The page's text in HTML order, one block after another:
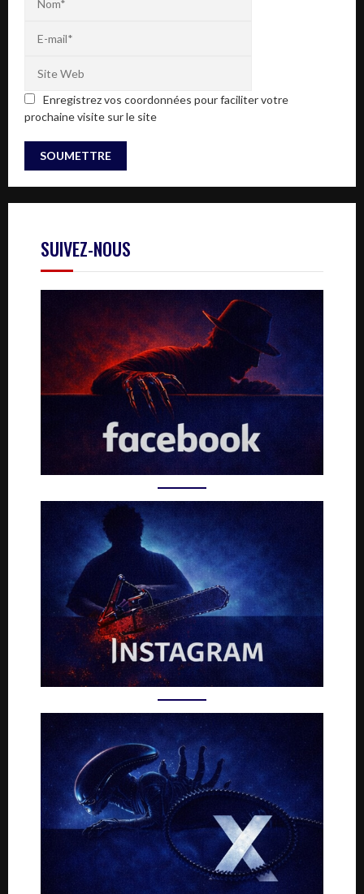
Enregistrez vos coordonnées pour faciliter votre
prochaine visite sur le site
SUIVEZ-NOUS